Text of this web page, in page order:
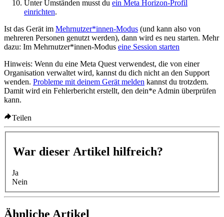
Unter Umständen musst du ein Meta Horizon-Profil
einrichten.
Ist das Gerät im Mehrnutzer*innen-Modus (und kann also von
mehreren Personen genutzt werden), dann wird es neu starten. Mehr
dazu: Im Mehrnutzer*innen-Modus eine Session starten
Hinweis: Wenn du eine Meta Quest verwendest, die von einer
Organisation verwaltet wird, kannst du dich nicht an den Support
wenden. Probleme mit deinem Gerät melden kannst du trotzdem.
Damit wird ein Fehlerbericht erstellt, den dein*e Admin überprüfen
kann.
Teilen
War dieser Artikel hilfreich?
Ja
Nein
Ähnliche Artikel